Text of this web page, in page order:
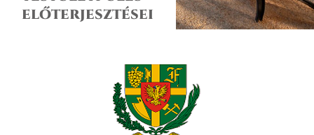
előterjesztései